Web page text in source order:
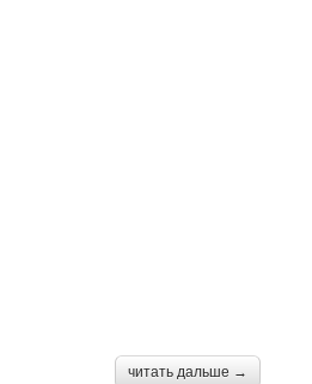
читать дальше →